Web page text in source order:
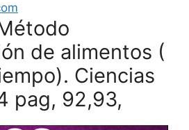
de alimentos (
Ciencias
pag, 92,93,